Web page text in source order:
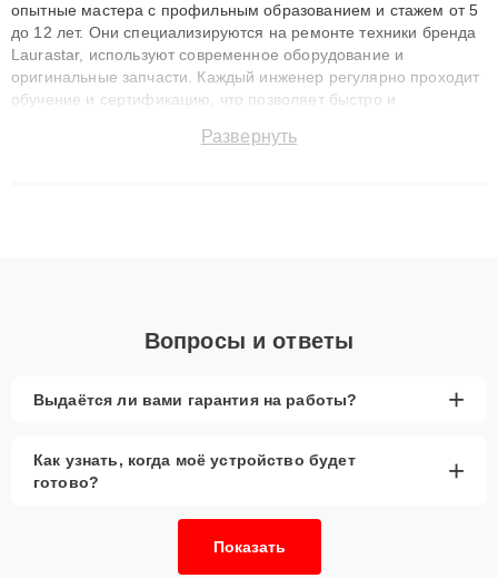
опытные мастера с профильным образованием и стажем от 5
до 12 лет. Они специализируются на ремонте техники бренда
Laurastar, используют современное оборудование и
оригинальные запчасти. Каждый инженер регулярно проходит
обучение и сертификацию, что позволяет быстро и
сохранением гарантии до 3 лет. Наши мастера решают
Развернуть
Вопросы и ответы
Выдаётся ли вами гарантия на работы? +
Как узнать, когда моё устройство будет
готово?
+
Показать